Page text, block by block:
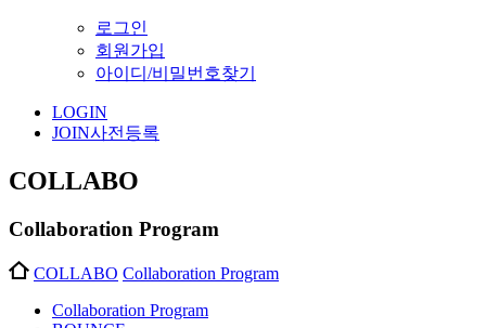
로그인
회원가입
아이디/비밀번호찾기
LOGIN
JOIN사전등록
COLLABO
Collaboration Program
COLLABO Collaboration Program
Collaboration Program